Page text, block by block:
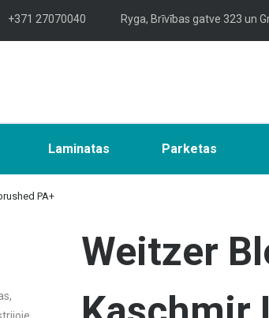
+371 27070040 Ryga, Brīvības gatve 323 un
Laminatas Parketas
PA+
Weitzer